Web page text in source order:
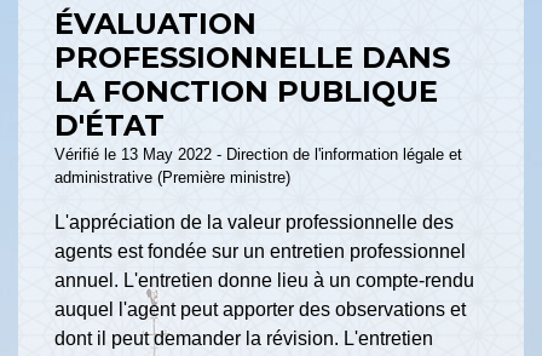
ÉVALUATION
PROFESSIONNELLE DANS
LA FONCTION PUBLIQUE
D'ÉTAT
Vérifié le 13 May 2022 - Direction de l'information légale et
administrative (Première ministre)
L'appréciation de la valeur professionnelle des
agents est fondée sur un entretien professionnel
annuel. L'entretien donne lieu à un compte-rendu
auquel l'agent peut apporter des observations et
dont il peut demander la révision. L'entretien